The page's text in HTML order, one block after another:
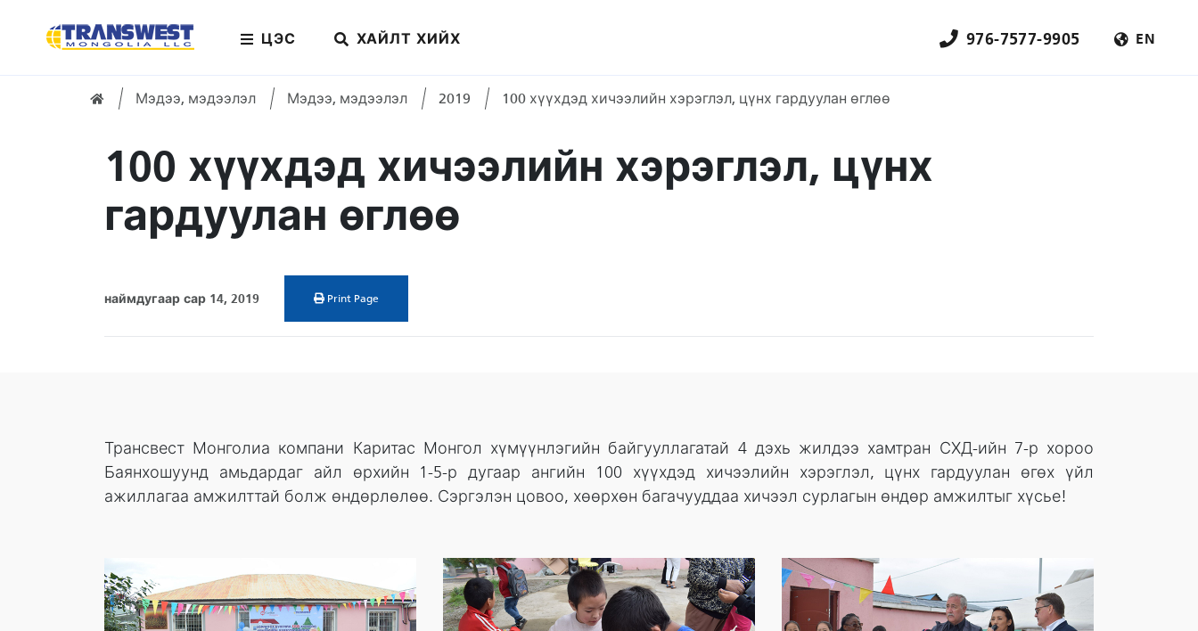
ЦЭС ХАЙЛТ ХИЙХ 976-7577-9905 EN
Home Мэдээ, мэдээлэл Мэдээ, мэдээлэл 2019 100 хүүхдэд хичээлийн хэрэглэл, цүнх гардуулан өглөө
100 хүүхдэд хичээлийн хэрэглэл, цүнх
гардуулан өглөө
наймдугаар сар 14, 2019 Print Page
Трансвест Монголиа компани Каритас Монгол хүмүүнлэгийн байгууллагатай 4 дэхь жилдээ хамтран СХД-ийн 7-р хороо
Баянхошуунд амьдардаг айл өрхийн 1-5-р дугаар ангийн 100 хүүхдэд хичээлийн хэрэглэл, цүнх гардуулан өгөх үйл
ажиллагаа амжилттай болж өндөрлөлөө. Сэргэлэн цовоо, хөөрхөн багачууддаа хичээл сурлагын өндөр амжилтыг хүсье!